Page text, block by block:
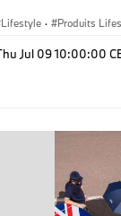
Lifestyle · Produits
Jul 09 10:00:00